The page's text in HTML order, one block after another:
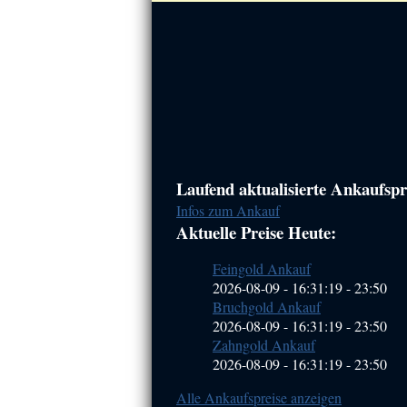
Haupt-
Sidebar
(Primary)
Laufend aktualisierte
Infos zum Ankauf
Aktuelle Preise Heute:
Feingold Ankauf
2026-08-09 - 16:31:19-23:50
Bruchgold Ankauf
2026-08-09 - 16:31:19-23:50
Zahngold Ankauf
2026-08-09 - 16:31:19-23:50
Alle Ankaufspreise anzeigen